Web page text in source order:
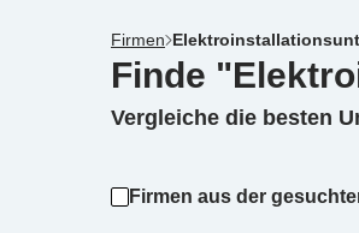
Firmen
Finde
Vergleiche die besten
Firmen aus der